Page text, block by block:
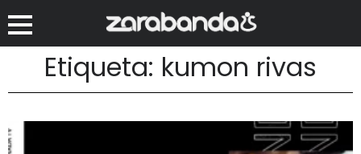
Etiqueta: kumon rivas